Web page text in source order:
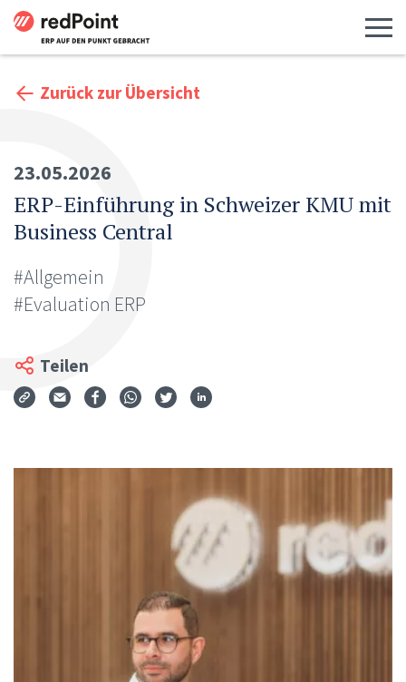
Zurück zur Übersicht
23.05.2026
ERP-Einführung in Schweizer KMU mit
Business Central
#Allgemein
#Evaluation ERP
Teilen
Via Mail teilen
Auf Facebook teilen
Auf WhatsApp teilen
Auf Twitter teilen
Auf LinkedIn teilen